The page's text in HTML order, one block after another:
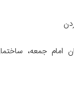
امام جمعه،